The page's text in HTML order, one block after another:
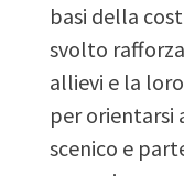
basi della
svolto
allievi e la
per orientarsi
scenico e